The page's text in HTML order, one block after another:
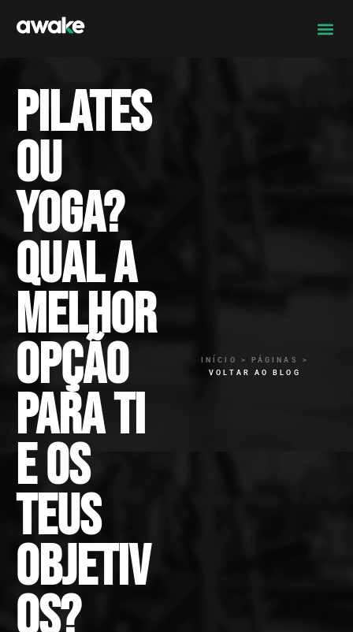
Pilates
ou
Yoga?
Qual a
melhor
opção
para ti
e os
teus
objetiv
os?
INÍCIO > PÁGINAS >
VOLTAR AO BLOG